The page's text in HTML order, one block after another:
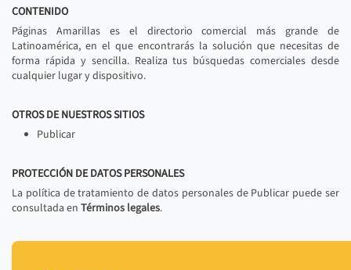
CONTENIDO
Páginas Amarillas es el directorio comercial más grande de
Latinoamérica, en el que encontrarás la solución que necesitas de
forma rápida y sencilla. Realiza tus búsquedas comerciales desde
cualquier lugar y dispositivo.
OTROS DE NUESTROS SITIOS
Publicar
PROTECCIÓN DE DATOS PERSONALES
La política de tratamiento de datos personales de Publicar puede ser
consultada en Términos legales.